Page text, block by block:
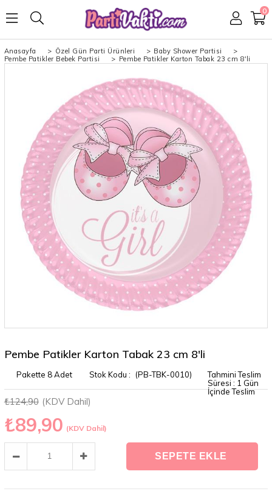
0
Anasayfa > Özel Gün Parti Ürünleri > Baby Shower Partisi
>
Pembe Patikler Bebek Partisi
> Pembe Patikler Karton Tabak 23 cm 8'li
Pembe Patikler Karton Tabak 23 cm 8'li
(PB-TBK-0010)
₺124,90 (KDV Dahil)
₺89,90 (KDV Dahil)
Tahmini Teslim
Süresi : 1 Gün
İçinde Teslim
Pakette 8 Adet